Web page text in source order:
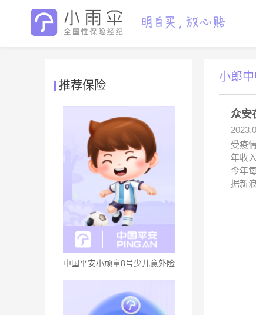
推荐保险
中国平安小顽童8号少儿意外险
小郎
众安
受疫
年收
今年
据新